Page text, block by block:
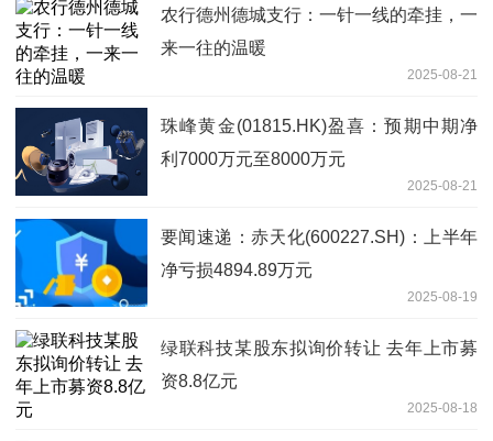
农行德州德城支行：一针一线的牵挂，一
来一往的温暖
2025-08-21
珠峰黄金(01815.HK)盈喜：预期中期净
利7000万元至8000万元
2025-08-21
要闻速递：赤天化(600227.SH)：上半年
净亏损4894.89万元
2025-08-19
绿联科技某股东拟询价转让 去年上市募
资8.8亿元
2025-08-18